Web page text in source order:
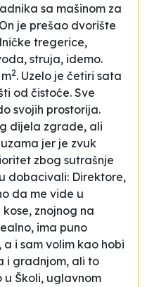
sa mašinom za
je prešao dvorište
tregerice,
struja, idemo.
2. Uzelo je četiri sata
od čistoće. Sve
svojih prostorija.
dijela zgrade, ali
jer je zvuk
zbog sutrašnje
dobacivali: Direktore,
da me vide u
znojnog na
ima puno
i sam volim kao hobi
i gradnjom, ali to
u Školi, uglavnom